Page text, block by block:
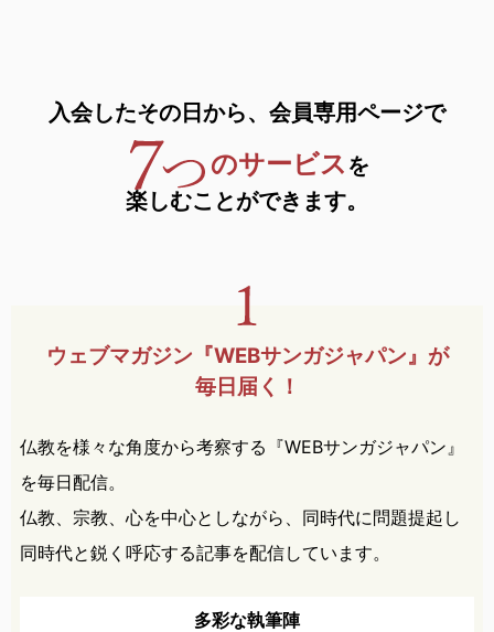
入会したその日から、 会員専用ページで
のサービス を
楽しむことができます。
ウェブマガジン『WEBサンガジャパン』が
毎日届く！
仏教を様々な角度から考察する『WEBサンガジャパン』
を毎日配信。
仏教、宗教、心を中心としながら、同時代に問題提起し
同時代と鋭く呼応する記事を配信しています。
多彩な執筆陣